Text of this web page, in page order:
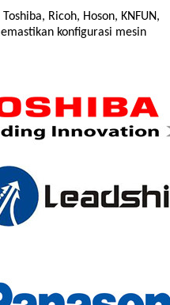
Ricoh, Hoson, KNFUN,
konfigurasi mesin